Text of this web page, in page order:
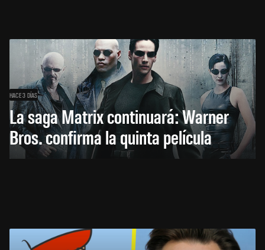
HACE 3 DÍAS
La saga Matrix continuará: Warner
Bros. confirma la quinta película